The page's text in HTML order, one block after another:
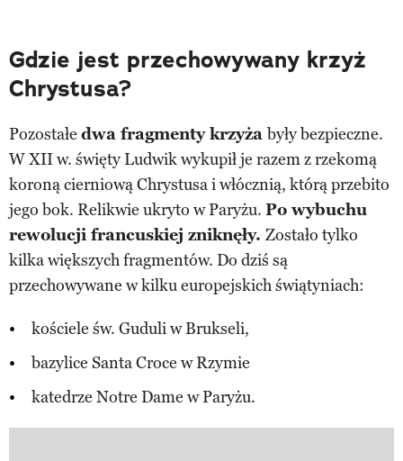
Gdzie jest przechowywany krzyż
Chrystusa?
Pozostałe dwa fragmenty krzyża były bezpieczne.
W XII w. święty Ludwik wykupił je razem z rzekomą
koroną cierniową Chrystusa i włócznią, którą przebito
jego bok. Relikwie ukryto w Paryżu. Po wybuchu
rewolucji francuskiej zniknęły. Zostało tylko
kilka większych fragmentów. Do dziś są
przechowywane w kilku europejskich świątyniach:
kościele św. Guduli w Brukseli,
bazylice Santa Croce w Rzymie
katedrze Notre Dame w Paryżu.